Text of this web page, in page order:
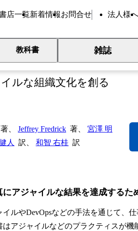
店一覧新着情報お問合せ 法人様へ
教科書 雑誌
つの対話
ルな組織文化を創る
著、 Jeffrey Fredrick 著、 宮澤 明
人 訳、 和智 右桂 訳
にアジャイルな結果を達成するた
ルやDevOpsなどの手法を通じて、
アジャイルなどのプラクティスが